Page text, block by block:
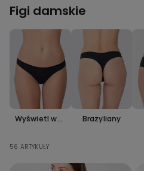
Figi damskie
Wyświetl wsz
Brazyliany
56 ARTYKUŁY